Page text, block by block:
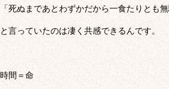
「死ぬまであとわずかだから一食たりとも
と言っていたのは凄く共感できるんです。
時間＝命